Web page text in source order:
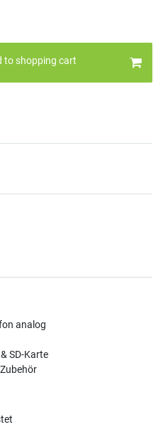
to shopping cart
analog
SD-Karte